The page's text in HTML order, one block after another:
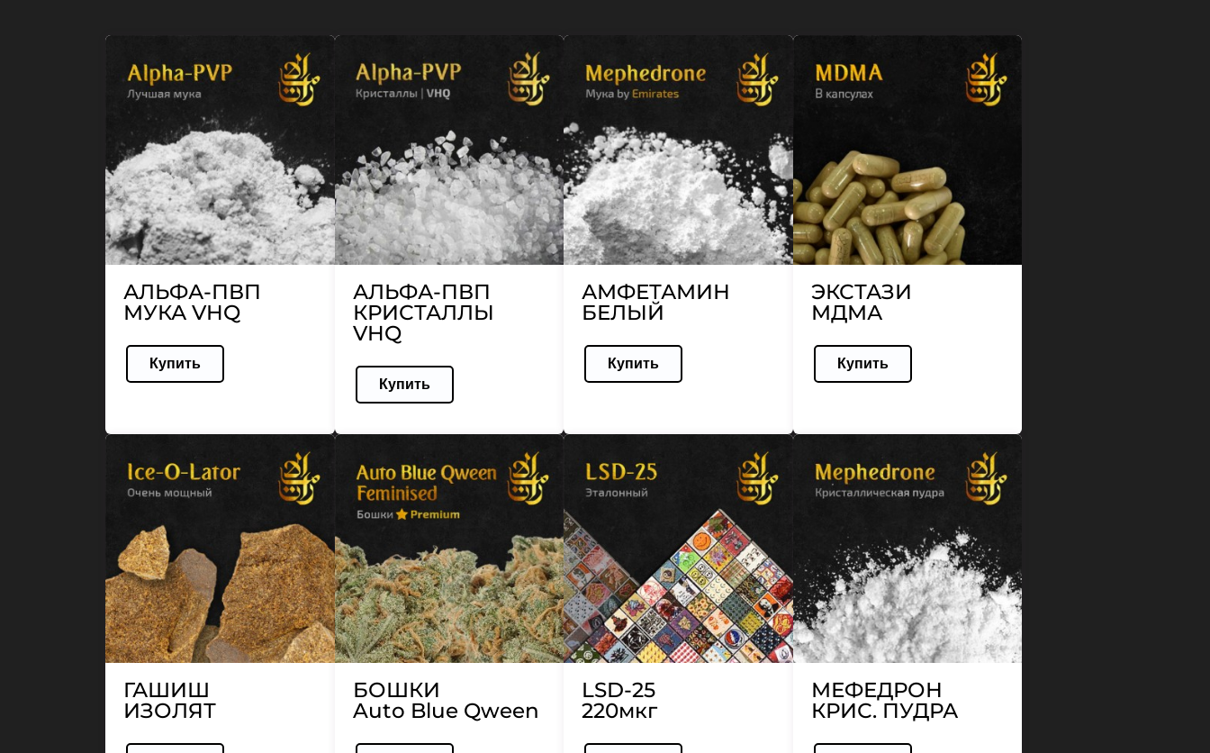
АЛЬФА-ПВП
МУКА VHQ
Купить
АЛЬФА-ПВП
КРИСТАЛЛЫ
VHQ
Купить
АМФЕТАМИН
БЕЛЫЙ
Купить
ЭКСТАЗИ
МДМА
Купить
ГАШИШ
ИЗОЛЯТ
БОШКИ
Auto Blue Qween
LSD-25
220мкг
МЕФЕДРОН
КРИС. ПУДРА